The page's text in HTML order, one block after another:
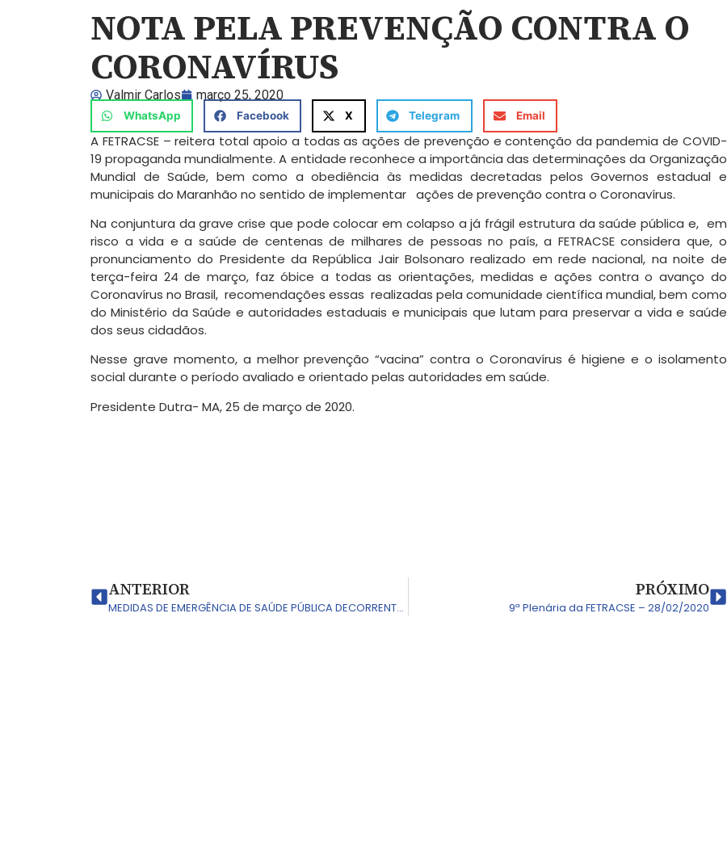
NOTA PELA PREVENÇÃO CONTRA O
CORONAVÍRUS
Valmir Carlos março 25, 2020
WhatsApp Facebook X Telegram Email
A FETRACSE – reitera total apoio a todas as ações de prevenção e contenção da pandemia de COVID-
19 propaganda mundialmente. A entidade reconhece a importância das determinações da Organização
Mundial de Saúde, bem como a obediência às medidas decretadas pelos Governos estadual e
municipais do Maranhão no sentido de implementar ações de prevenção contra o Coronavírus.
Na conjuntura da grave crise que pode colocar em colapso a já frágil estrutura da saúde pública e, em
risco a vida e a saúde de centenas de milhares de pessoas no país, a FETRACSE considera que, o
pronunciamento do Presidente da República Jair Bolsonaro realizado em rede nacional, na noite de
terça-feira 24 de março, faz óbice a todas as orientações, medidas e ações contra o avanço do
Coronavírus no Brasil, recomendações essas realizadas pela comunidade científica mundial, bem como
do Ministério da Saúde e autoridades estaduais e municipais que lutam para preservar a vida e saúde
dos seus cidadãos.
Nesse grave momento, a melhor prevenção “vacina” contra o Coronavírus é higiene e o isolamento
social durante o período avaliado e orientado pelas autoridades em saúde.
Presidente Dutra- MA, 25 de março de 2020.
ANTERIOR
MEDIDAS DE EMERGÊNCIA DE SAÚDE PÚBLICA DECORRENTE DO CORONAVÍRUS
PRÓXIMO
9ª Plenária da FETRACSE – 28/02/2020